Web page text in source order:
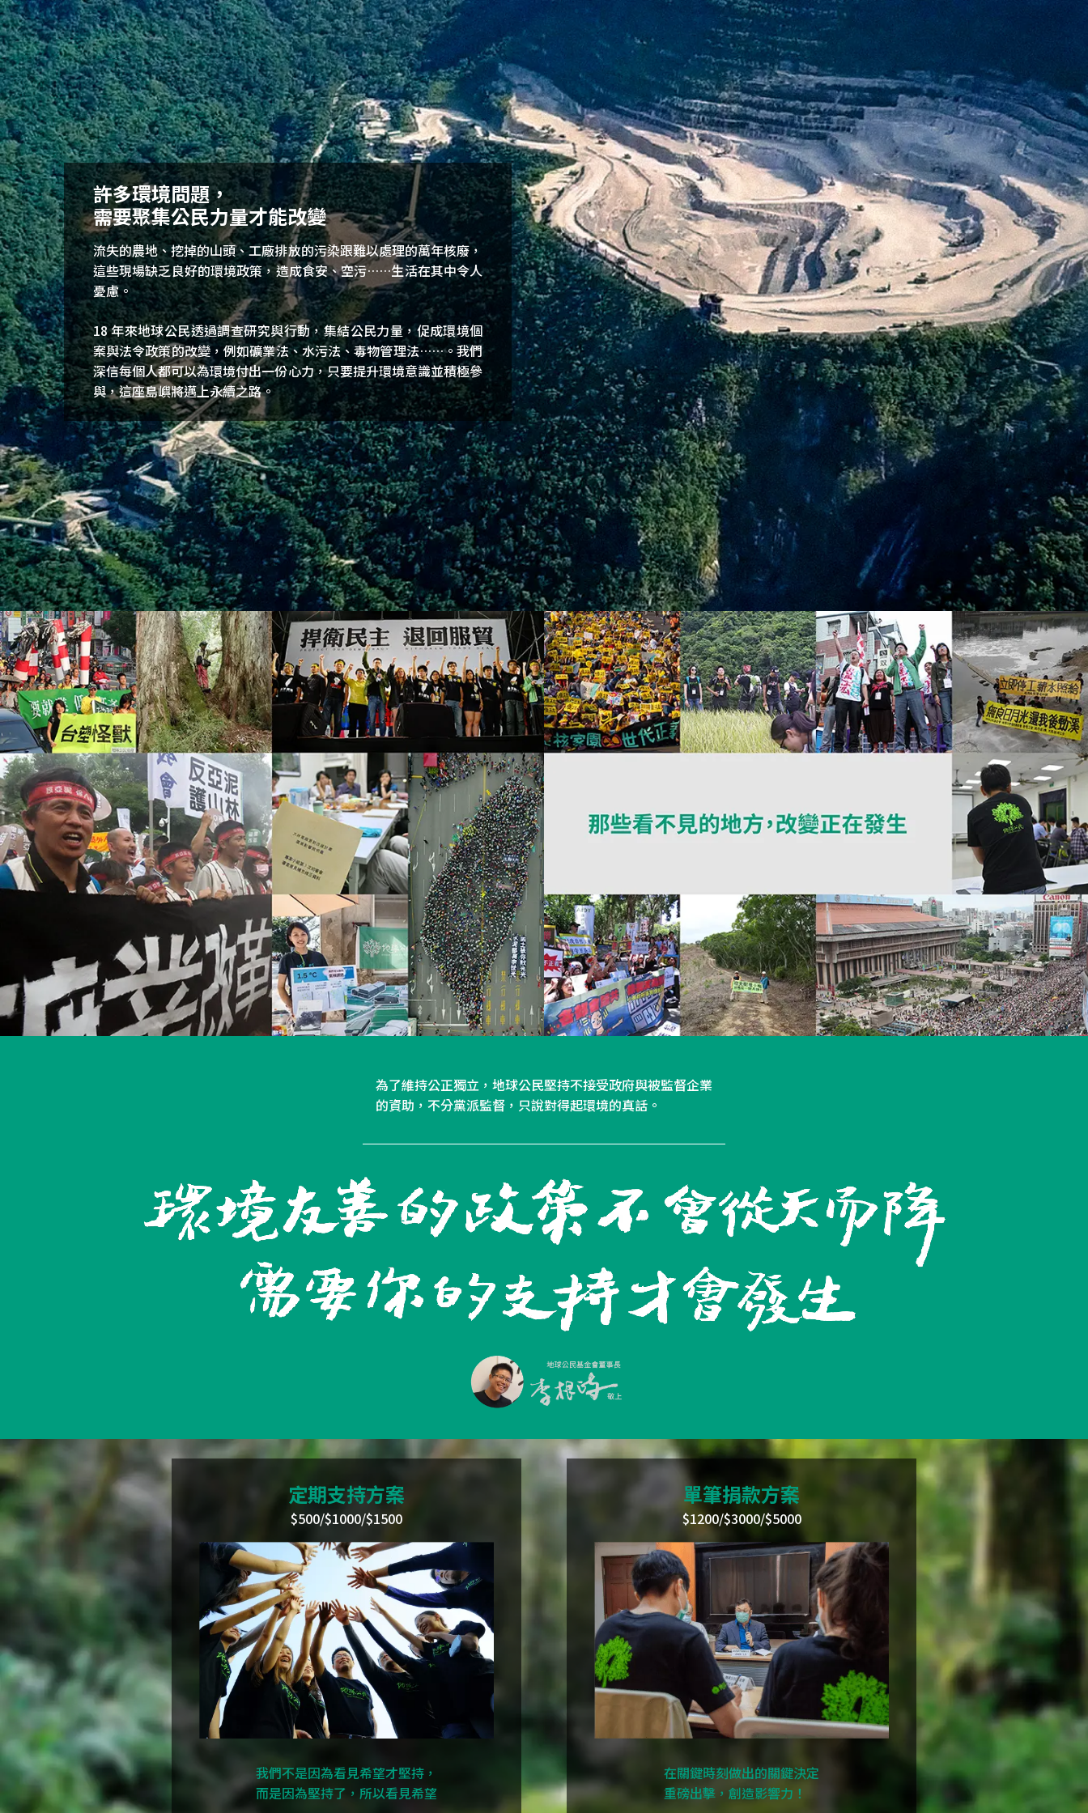
移
至
主
內
容
許多環境問題，
需要聚集公民力量才能改變
流失的農地、挖掉的山頭、工廠排放的污染跟難以處理的萬年核廢，
這些現場缺乏良好的環境政策，造成食安、空污……生活在其中令人
憂慮。
18 年來地球公民透過調查研究與行動，集結公民力量，促成環境個
案與法令政策的改變，例如礦業法、水污法、毒物管理法……。我們
深信每個人都可以為環境付出一份心力，只要提升環境意識並積極參
與，這座島嶼將邁上永續之路。
為了維持公正獨立，地球公民堅持不接受政府與被監督企業
的資助，不分黨派監督，只說對得起環境的真話。
定期支持方案
$500/$1000/$1500
我們不是因為看見希望才堅持，
而是因為堅持了，所以看見希望
單筆捐款方案
$1200/$3000/$5000
在關鍵時刻做出的關鍵決定
重磅出擊，創造影響力！